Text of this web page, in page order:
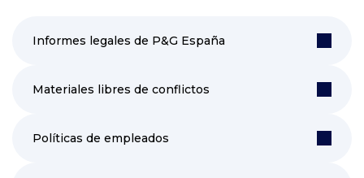
Informes legales de P&G España
Materiales libres de conflictos
Políticas de empleados